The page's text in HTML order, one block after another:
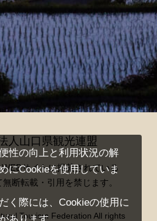
人山口県観光連盟
サイトに掲載されている
断転載・引用を禁じます。
Tourism Federation All rights
性の向上と利用状況の解
にCookieを使用していま
く際には、Cookieの使用に